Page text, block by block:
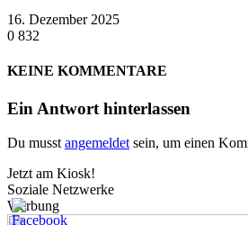
16. Dezember 2025
0 832
KEINE KOMMENTARE
Ein Antwort hinterlassen
Du musstangemeldetsein, um einen
Jetzt am Kiosk!
Soziale Netzwerke
Werbung